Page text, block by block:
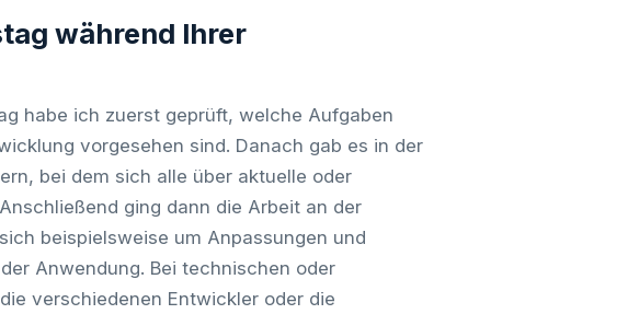
während Ihrer
habe ich zuerst geprüft, welche Aufgaben
vorgesehen sind. Danach gab es in der
bei dem sich alle über aktuelle oder
ging dann die Arbeit an der
beispielsweise um Anpassungen und
Anwendung. Bei technischen oder
verschiedenen Entwickler oder die